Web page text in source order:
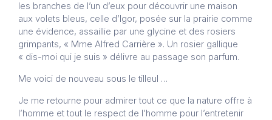
les branches de l’un d’eux pour découvrir une maison
aux volets bleus, celle d’Igor, posée sur la prairie comme
une évidence, assaillie par une glycine et des rosiers
grimpants, « Mme Alfred Carrière ». Un rosier gallique
« dis-moi qui je suis » délivre au passage son parfum.
Me voici de nouveau sous le tilleul …
Je me retourne pour admirer tout ce que la nature offre à
l’homme et tout le respect de l’homme pour l’entretenir